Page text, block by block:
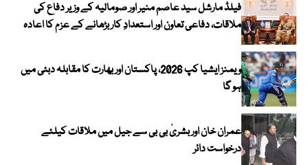
فیلڈ مارشل سید عاصم منیر اور صومالیہ کے وزیر دفاع کی
ملاقات، دفاعی تعاون اور استعدادِ کار بڑھانے کے عزم کا اعادہ
ویمنز ایشیا کپ 2026، پاکستان اور بھارت کا مقابلہ دبئی میں
ہو گا
عمران خان اور بشریٰ بی بی سے جیل میں ملاقات کیلئے
درخواست دائر